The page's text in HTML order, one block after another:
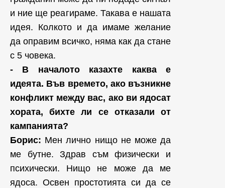
и ние ще реагираме. Такава е нашата
идея. Колкото и да имаме желание
да оправим всичко, няма как да стане
с 5 човека.
- В началото казахте каква е
идеята. Във времето, ако възникне
конфликт между вас, ако ви ядосат
хората, бихте ли се отказали от
кампанията?
Борис: Мен лично нищо не може да
ме бутне. Здрав съм физически и
психически. Нищо не може да ме
ядоса. Освен простотията си да се